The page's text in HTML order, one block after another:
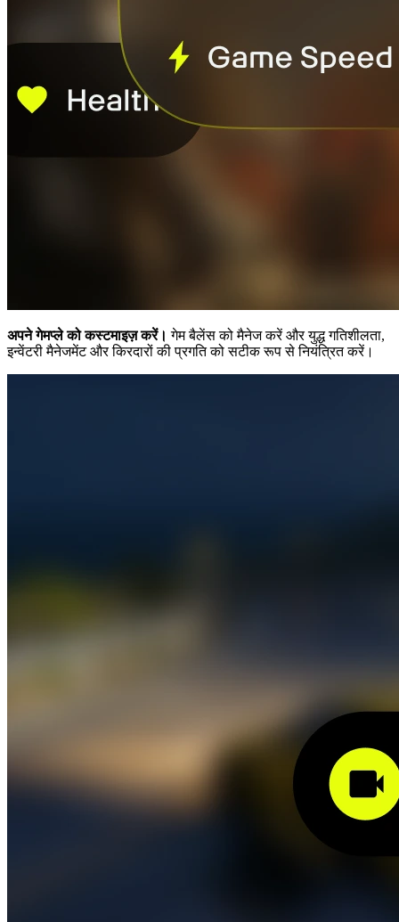
अपने गेमप्ले को कस्टमाइज़ करें। गेम बैलेंस को मैनेज करें और युद्ध गतिशीलता,
इन्वेंटरी मैनेजमेंट और किरदारों की प्रगति को सटीक रूप से नियंत्रित करें।